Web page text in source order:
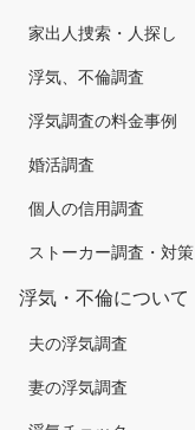
家出人捜索・人探し
浮気、不倫調査
浮気調査の料金事例
婚活調査
個人の信用調査
ストーカー調査・対策
浮気・不倫について
夫の浮気調査
妻の浮気調査